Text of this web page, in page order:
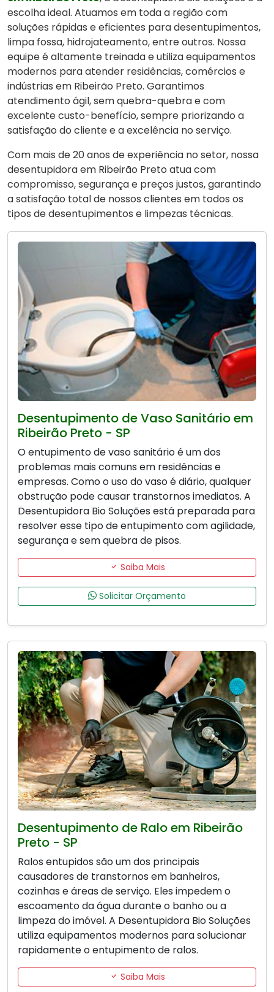
escolha ideal. Atuamos em toda a região com
soluções rápidas e eficientes para desentupimentos,
limpa fossa, hidrojateamento, entre outros. Nossa
equipe é altamente treinada e utiliza equipamentos
modernos para atender residências, comércios e
indústrias em Ribeirão Preto. Garantimos
atendimento ágil, sem quebra-quebra e com
excelente custo-benefício, sempre priorizando a
satisfação do cliente e a excelência no serviço.
Com mais de 20 anos de experiência no setor, nossa
desentupidora em Ribeirão Preto atua com
compromisso, segurança e preços justos, garantindo
a satisfação total de nossos clientes em todos os
tipos de desentupimentos e limpezas técnicas.
Desentupimento de Vaso Sanitário em
Ribeirão Preto - SP
O entupimento de vaso sanitário é um dos
problemas mais comuns em residências e
empresas. Como o uso do vaso é diário, qualquer
obstrução pode causar transtornos imediatos. A
Desentupidora Bio Soluções está preparada para
resolver esse tipo de entupimento com agilidade,
segurança e sem quebra de pisos.
Saiba Mais
Solicitar Orçamento
Desentupimento de Ralo em Ribeirão
Preto - SP
Ralos entupidos são um dos principais
causadores de transtornos em banheiros,
cozinhas e áreas de serviço. Eles impedem o
escoamento da água durante o banho ou a
limpeza do imóvel. A Desentupidora Bio Soluções
utiliza equipamentos modernos para solucionar
rapidamente o entupimento de ralos.
Saiba Mais